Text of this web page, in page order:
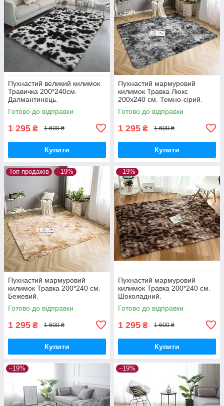
Пухнастий великий килимок
Травичка 200*240см.
Далмантинець.
Готово до відправки
1 295 ₴ 1 600 ₴
Купити
Пухнастий мармуровий
килимок Травка Люкс
200х240 см. Темно-сірий.
Готово до відправки
1 295 ₴ 1 600 ₴
Купити
Топ продажів –19%
Пухнастий мармуровий
килимок Травка 200*240 см.
Бежевий.
Готово до відправки
1 295 ₴ 1 600 ₴
Купити
–19%
Пухнастий мармуровий
килимок Травка 200*240 см.
Шоколадний.
Готово до відправки
1 295 ₴ 1 600 ₴
Купити
–19% –19%